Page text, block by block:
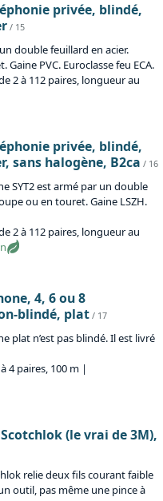
privée, blindé,
/ 15
double feuillard en acier.
Gaine PVC. Euroclasse feu ECA.
2 à 112 paires, longueur au
privée, blindé,
sans halogène, B2ca / 16
SYT2 est armé par un double
ou en touret. Gaine LSZH.
2 à 112 paires, longueur au
4, 6 ou 8
blindé, plat / 17
plat n’est pas blindé. Il est livré
4 paires, 100 m |
(le vrai de 3M),
relie deux fils courant faible
outil, pas même une pince à